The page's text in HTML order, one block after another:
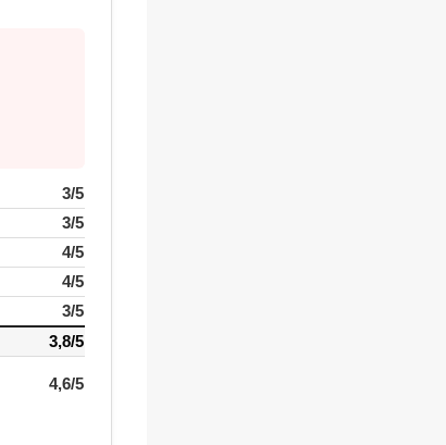
3/5
3/5
4/5
4/5
3/5
3,8/5
4,6/5